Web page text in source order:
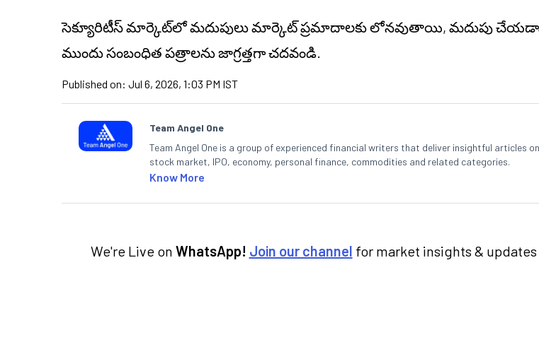
సెక్యూరిటీస్ మార్కెట్‌లో మదుపులు మార్కెట్ ప్రమాదాలకు లోనవుతాయి, మదుపు
ముందు సంబంధిత పత్రాలను జాగ్రత్తగా చదవండి.
Published on: Jul 6, 2026, 1:03 PM IST
Team Angel One
Team Angel One is a group of experienced financial writers that deliver insightful articles
stock market, IPO, economy, personal finance, commodities and related categories.
Know More
We're Live on WhatsApp! Join our channel for market insights & updates